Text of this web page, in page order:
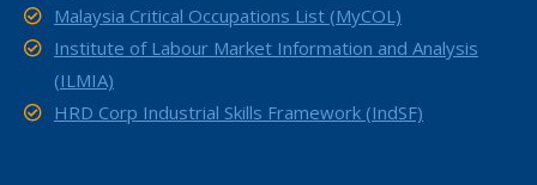
Malaysia Critical Occupations List (MyCOL)
Institute of Labour Market Information and Analysis
(ILMIA)
HRD Corp Industrial Skills Framework (IndSF)